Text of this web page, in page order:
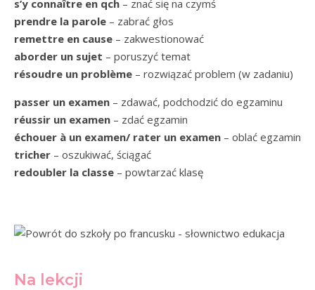
s’y connaître en qch – znać się na czymś
prendre la parole – zabrać głos
remettre en cause – zakwestionować
aborder un sujet – poruszyć temat
résoudre un problème – rozwiązać problem (w zadaniu)
passer un examen – zdawać, podchodzić do egzaminu
réussir un examen – zdać egzamin
échouer à un examen/ rater un examen – oblać egzamin
tricher – oszukiwać, ściągać
redoubler la classe – powtarzać klasę
Na lekcji